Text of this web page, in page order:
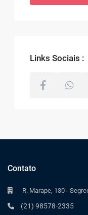
Links Sociais :
Contato
R. Marape, 130 -
(21) 98578-2335